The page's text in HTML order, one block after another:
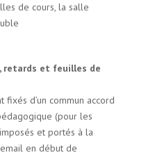
de cours, la salle
retards et feuilles de
d’un commun accord
(pour les
et portés à la
en début de